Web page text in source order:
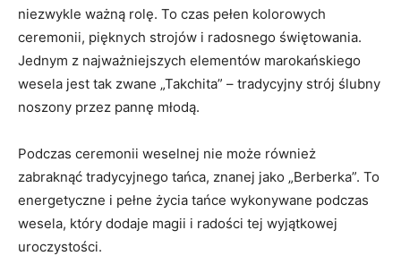
⁤niezwykle ważną‌ rolę. To czas pełen kolorowych
ceremonii, ​pięknych ⁤strojów i radosnego świętowania.
Jednym⁢ z ‍najważniejszych elementów marokańskiego
wesela jest⁣ tak ‍zwane „Takchita”⁤ – tradycyjny strój ⁣ślubny‌
noszony przez ​pannę⁤ młodą.
Podczas ‍ceremonii ​weselnej‍ nie może również
zabraknąć​ tradycyjnego tańca, ​znanej jako „Berberka”. To ​
energetyczne i pełne życia tańce ‍wykonywane‌ podczas
‍wesela, który dodaje magii i radości tej wyjątkowej
‍uroczystości.